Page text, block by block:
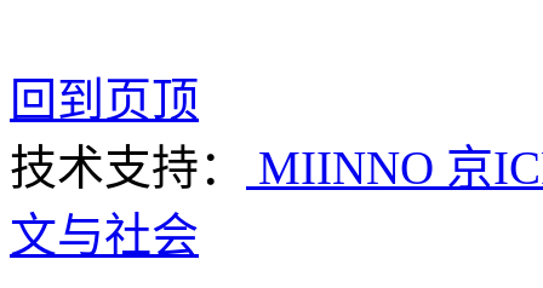
回到页顶
技术支持：
MIINNO 京
文与社会